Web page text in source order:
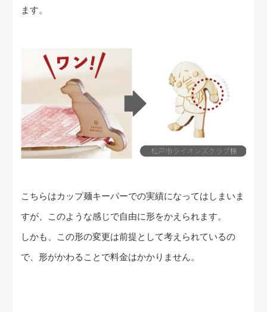
ます。
こちらはカップ麺キーパーでの実績になってはしまいま
すが、このような感じで自由に形をかえられます。
しかも、この形の変更は前提として考えられているの
で、形がかわることで料金はかかりません。